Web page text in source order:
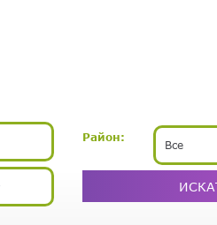
Район:
Все